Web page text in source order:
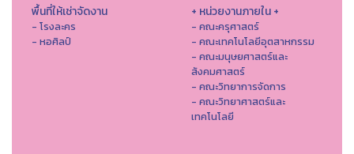
พื้นที่ให้เช่าจัดงาน
- โรงละคร
- หอศิลป์
+ หน่วยงานภายใน +
- คณะครุศาสตร์
- คณะเทคโนโลยีอุตสาหกรรม
- คณะมนุษยศาสตร์และ
สังคมศาสตร์
- คณะวิทยาการจัดการ
- คณะวิทยาศาสตร์และ
เทคโนโลยี